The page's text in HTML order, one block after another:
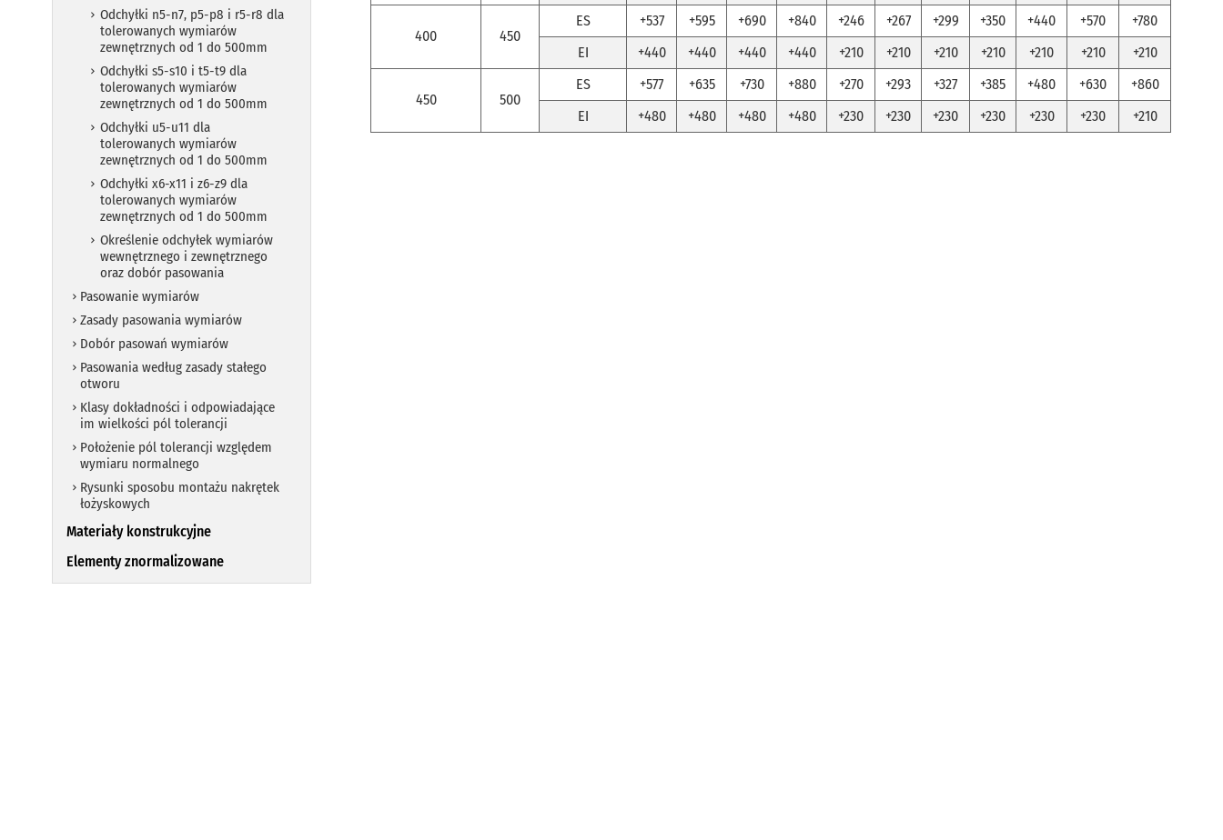
Odchyłki n5-n7, p5-p8 i r5-r8 dla
tolerowanych wymiarów
zewnętrznych od 1 do 500mm
Odchyłki s5-s10 i t5-t9 dla
tolerowanych wymiarów
zewnętrznych od 1 do 500mm
Odchyłki u5-u11 dla
tolerowanych wymiarów
zewnętrznych od 1 do 500mm
Odchyłki x6-x11 i z6-z9 dla
tolerowanych wymiarów
zewnętrznych od 1 do 500mm
Określenie odchyłek wymiarów
wewnętrznego i zewnętrznego
oraz dobór pasowania
Pasowanie wymiarów
Zasady pasowania wymiarów
Dobór pasowań wymiarów
Pasowania według zasady stałego
otworu
Klasy dokładności i odpowiadające
im wielkości pól tolerancji
Położenie pól tolerancji względem
wymiaru normalnego
Rysunki sposobu montażu nakrętek
łożyskowych
Materiały konstrukcyjne
Elementy znormalizowane
400 450
ES +537 +595 +690 +840 +246 +267 +299 +350 +440 +570
+780
EI
+440 +440 +440 +440 +210 +210 +210 +210 +210 +210 +210
450 500
ES +577 +635 +730 +880 +270 +293 +327 +385 +480 +630
+860
EI
+480 +480 +480 +480 +230 +230 +230 +230 +230 +230 +210